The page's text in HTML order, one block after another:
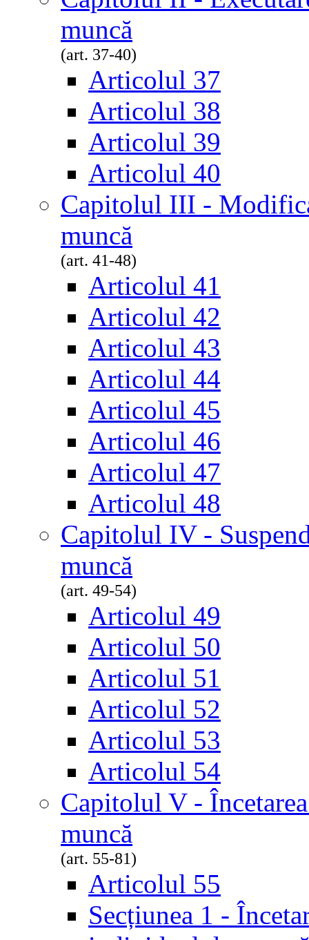
muncă
(art. 37-40)
Articolul 37
Articolul 38
Articolul 39
Articolul 40
Capitolul III -
muncă
(art. 41-48)
Articolul 41
Articolul 42
Articolul 43
Articolul 44
Articolul 45
Articolul 46
Articolul 47
Articolul 48
Capitolul IV -
muncă
(art. 49-54)
Articolul 49
Articolul 50
Articolul 51
Articolul 52
Articolul 53
Articolul 54
Capitolul V -
muncă
(art. 55-81)
Articolul 55
Secțiunea 1 -